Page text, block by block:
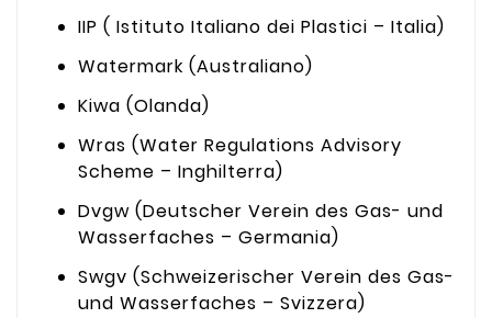
IIP ( Istituto Italiano dei Plastici – Italia)
Watermark (Australiano)
Kiwa (Olanda)
Wras (Water Regulations Advisory
Scheme – Inghilterra)
Dvgw (Deutscher Verein des Gas- und
Wasserfaches – Germania)
Swgv (Schweizerischer Verein des Gas-
und Wasserfaches – Svizzera)